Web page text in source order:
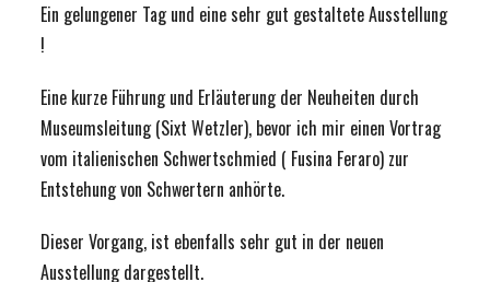
Ein gelungener Tag und eine sehr gut gestaltete Ausstellung
!
Eine kurze Führung und Erläuterung der Neuheiten durch
Museumsleitung (Sixt Wetzler), bevor ich mir einen Vortrag
vom italienischen Schwertschmied ( Fusina Feraro) zur
Entstehung von Schwertern anhörte.
Dieser Vorgang, ist ebenfalls sehr gut in der neuen
Ausstellung dargestellt.